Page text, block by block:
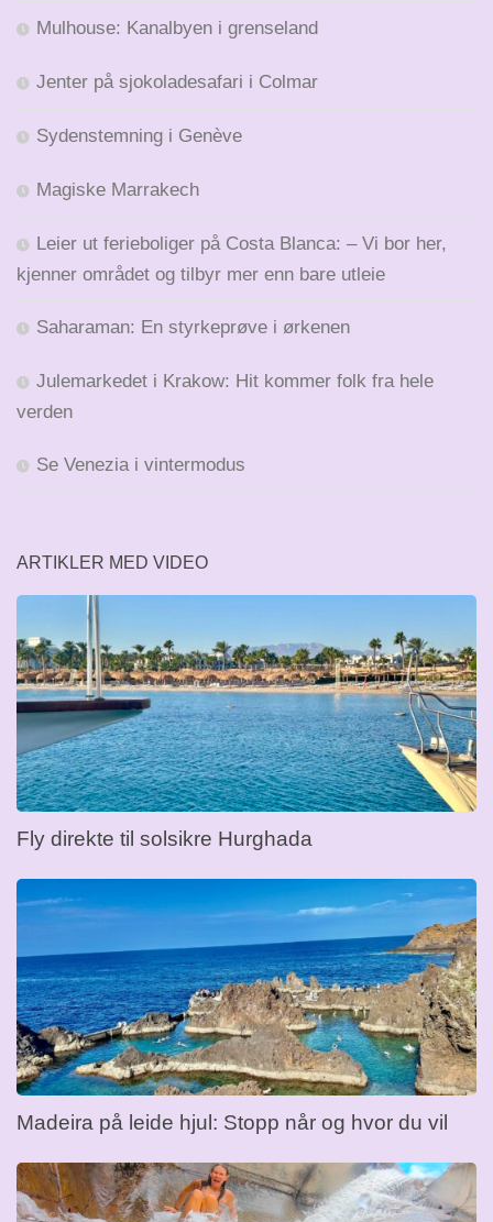
Mulhouse: Kanalbyen i grenseland
Jenter på sjokoladesafari i Colmar
Sydenstemning i Genève
Magiske Marrakech
Leier ut ferieboliger på Costa Blanca: – Vi bor her,
kjenner området og tilbyr mer enn bare utleie
Saharaman: En styrkeprøve i ørkenen
Julemarkedet i Krakow: Hit kommer folk fra hele
verden
Se Venezia i vintermodus
ARTIKLER MED VIDEO
Fly direkte til solsikre Hurghada
Madeira på leide hjul: Stopp når og hvor du vil